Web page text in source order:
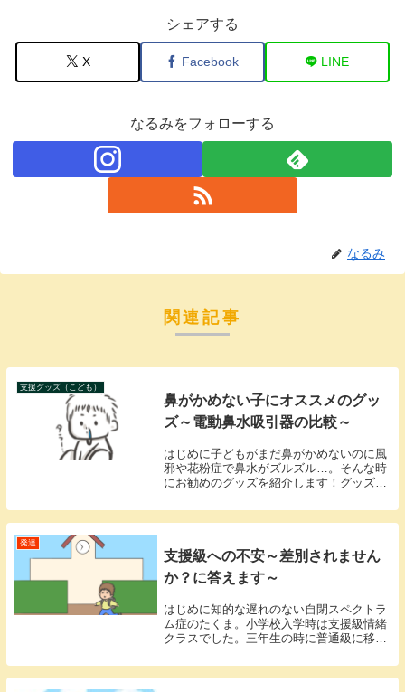
シェアする
X Facebook LINE
なるみをフォローする
なるみ
関連記事
支援グッズ（こども）
鼻がかめない子にオススメのグッ
ズ～電動鼻水吸引器の比較～
はじめに子どもがまだ鼻がかめないのに風
邪や花粉症で鼻水がズルズル…。そんな時
にお勧めのグッズを紹介します！グッズの
メグッズ 電動鼻水吸引器」へどうぞ↓息
子はなかなか鼻をかめなかった息子は手先
発達
支援級への不安～差別されません
か？に答えます～
はじめに知的な遅れのない自閉スペクトラ
ム症のたくま。小学校入学時は支援級情緒
クラスでした。三年生の時に普通級に移行
合格しました。今は私立の中高一貫校の中
学１年生です。支援級は親がたくさん考え